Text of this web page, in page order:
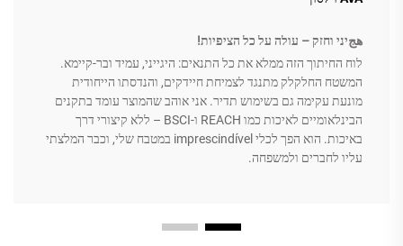
هجיני וחזק – עולה על כל הציפיות!
לוח החיתוך הזה ממלא את כל התנאים: היגייני, עמיד ובר-קיימא.
המשטח החלקלק מתנגד לצמיחת חיידקים, והנדסתו הייחודית
מונעת עקימה גם בשימוש תדיר. אני אוהב שהמוצר עומד בתקנים
הבינלאומיים לאיכות כמו REACH ו-BSCI – ללא קיצורי דרך
באיכות. הוא הפך לכלי imprescindível במטבח שלי, וכבר המלצתי
עליו לחברים ולמשפחה.